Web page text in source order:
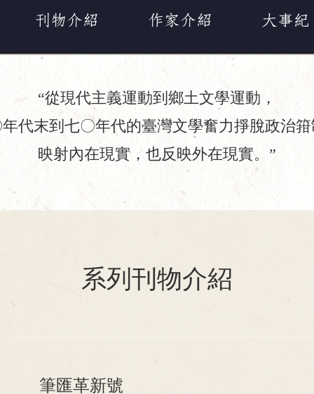
刊物介紹 作家介紹 大事紀
從現代主義運動到鄉土文學運動，
代末到七〇年代的臺灣文學奮力掙脫政治
映射內在現實，也反映外在現實。
系列刊物介紹
筆匯革新號